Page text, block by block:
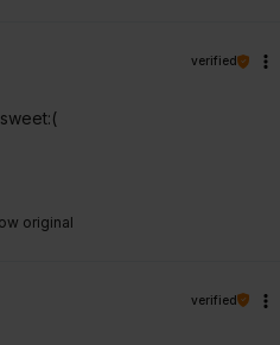
original
verified
verified